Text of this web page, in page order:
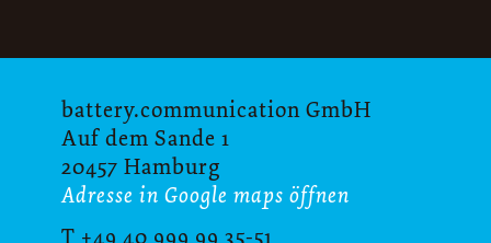
battery.communication GmbH
Auf dem Sande 1
20457 Hamburg
Adresse in Google maps öffnen
T +49 40 999 99 35-51